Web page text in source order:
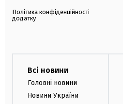
Політика конфіденційності
додатку
Всі новини
Головні новини
Новини України